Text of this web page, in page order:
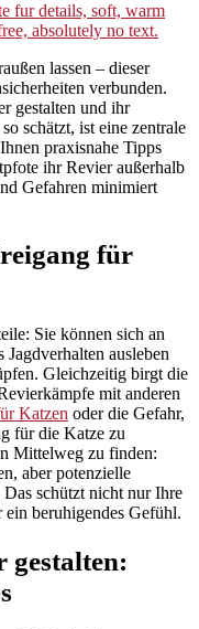
lassen – dieser
verbunden.
gestalten und ihr
schätzt, ist eine zentrale
praxisnahe Tipps
ihr Revier außerhalb
Gefahren minimiert
für
Sie können sich an
ausleben
Gleichzeitig birgt die
mit anderen
Katzen oder die Gefahr,
für die Katze zu
Mittelweg zu finden:
aber potenzielle
schützt nicht nur Ihre
beruhigendes Gefühl.
gestalten: